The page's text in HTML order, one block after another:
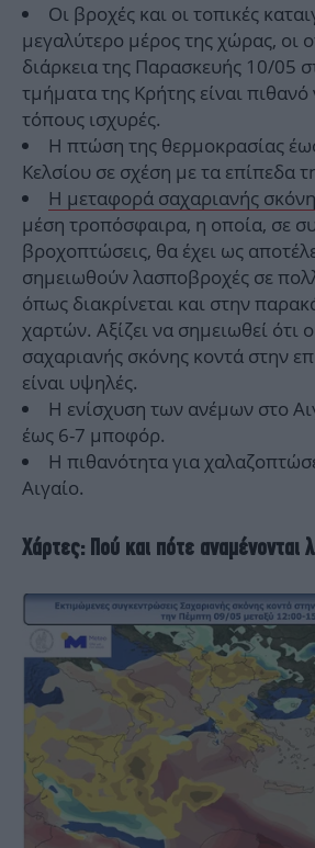
Οι βροχές και οι τοπικές
μεγαλύτερο μέρος της χώρας, οι
διάρκεια της Παρασκευής 10/05
τμήματα της Κρήτης είναι πιθανό
τόπους ισχυρές.
Η πτώση της θερμοκρασίας
Κελσίου σε σχέση με τα επίπεδα
Η μεταφορά σαχαριανής
μέση τροπόσφαιρα, η οποία, σε
βροχοπτώσεις, θα έχει ως
σημειωθούν λασποβροχές σε
όπως διακρίνεται και στην
χαρτών. Αξίζει να σημειωθεί ότι
σαχαριανής σκόνης κοντά στην
είναι υψηλές.
Η ενίσχυση των ανέμων στο
έως 6-7 μποφόρ.
Η πιθανότητα για
Αιγαίο.
Χάρτες: Πού και πότε αναμένονται